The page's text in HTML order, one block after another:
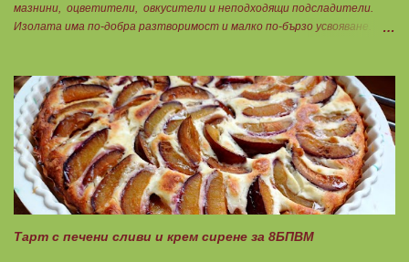
мазнини, оцветители, овкусители и неподходящи подсладители.
Изолата има по-добра разтворимост и малко по-бързо усвояване.
филтрация при качествените продукти отстранява млечната захар
и по този начин се избягват проблемите със алергии, задържане на
вода, подуване на стомаха, диария или друг тип дискомфорт.
Тарт с печени сливи и крем сирене за 8БПВМ